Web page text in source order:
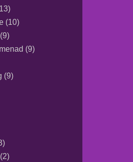
(10)
(9)
(9)
(9)
(2)